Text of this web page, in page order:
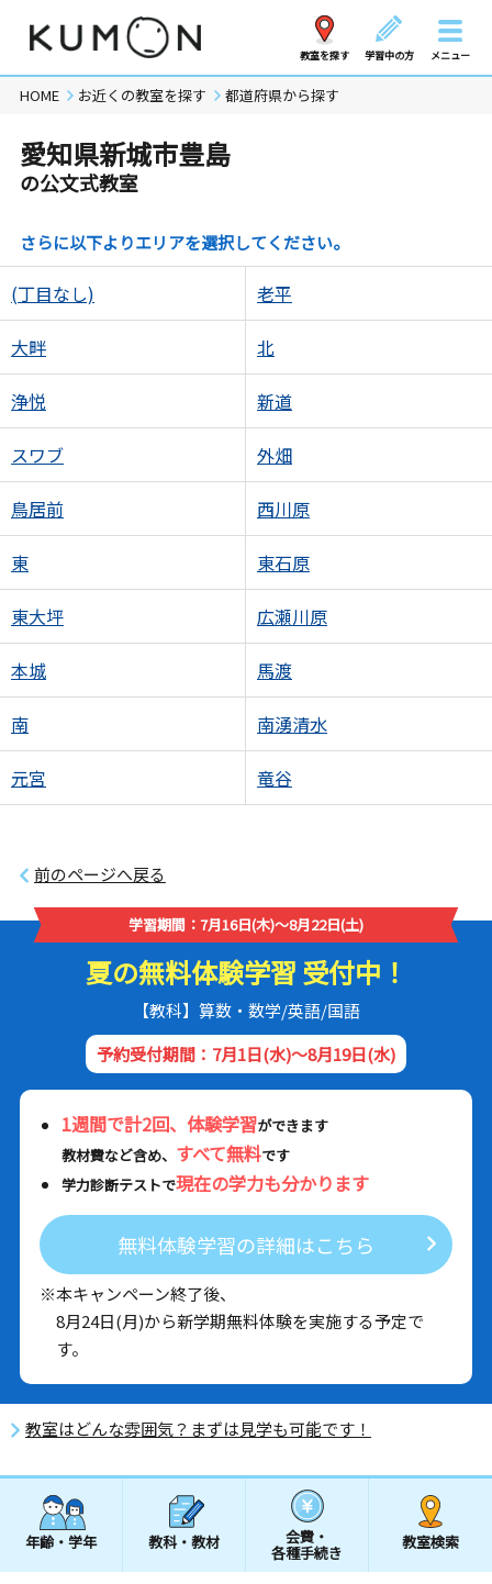
教室を探す 学習中の方 メニュー
HOME お近くの教室を探す 都道府県から探す
愛知県新城市豊島
の公文式教室
さらに以下よりエリアを選択してください。
(丁目なし) 老平
大畔 北
浄悦 新道
スワブ 外畑
鳥居前 西川原
東 東石原
東大坪 広瀬川原
本城 馬渡
南 南湧清水
元宮 竜谷
前のページへ戻る
学習期間：7月16日(木)～8月22日(土)
夏の無料体験学習 受付中！
【教科】算数・数学/英語/国語
予約受付期間：7月1日(水)～8月19日(水)
1週間で計2回、体験学習ができます
教材費など含め、 すべて無料です
学力診断テストで現在の学力も分かります
無料体験学習の詳細はこちら
※本キャンペーン終了後、
8月24日(月)から新学期無料体験を実施する予定で
す。
教室はどんな雰囲気？まずは見学も可能です！
年齢・学年 教科・教材 会費・
各種手続き
教室検索